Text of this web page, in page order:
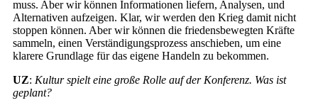
muss. Aber wir können Informationen liefern, Analysen, und
Alternativen aufzeigen. Klar, wir werden den Krieg damit nicht
stoppen können. Aber wir können die friedensbewegten Kräfte
sammeln, einen Verständigungsprozess anschieben, um eine
klarere Grundlage für das eigene Handeln zu bekommen.
UZ: Kultur spielt eine große Rolle auf der Konferenz. Was ist
geplant?